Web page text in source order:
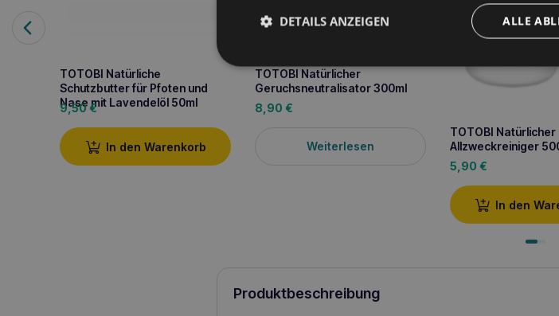
TOTOBI Natürliche
Schutzbutter für Pfoten und
Nase mit Lavendelöl 50ml
9,50€
In den Warenkorb
TOTOBI Natürlicher
Geruchsneutralisator 300ml
8,90 €
Weiterlesen
TOTOBI Natürlicher
Allzweckreiniger
5,90 €
In den
Produktbeschreibung
ALLE
DETAILS ANZEIGEN